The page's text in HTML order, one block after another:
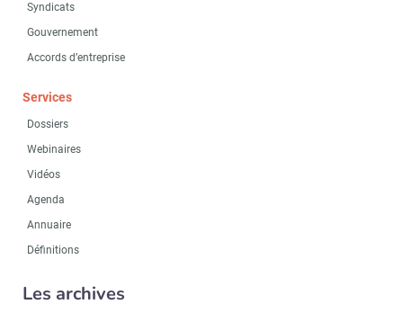
Syndicats
Gouvernement
Accords d’entreprise
Services
Dossiers
Webinaires
Vidéos
Agenda
Annuaire
Définitions
Les archives